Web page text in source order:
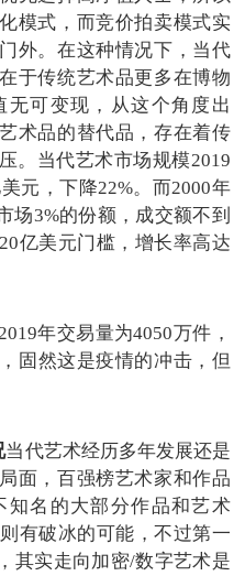
模式，而竞价拍卖模式实
外。在这种情况下，当代
于传统艺术品更多在博物
可变现，从这个角度出
术品的替代品，存在着传
。当代艺术市场规模2019
元，下降22%。而2000年
场3%的份额，成交额不到
亿美元门槛，增长率高达
年交易量为4050万件，
固然这是疫情的冲击，但
当代艺术经历多年发展还是
面，百强榜艺术家和作品
知名的大部分作品和艺术
有破冰的可能，不过第一
其实走向加密/数字艺术是